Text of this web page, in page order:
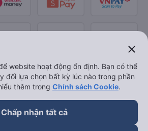
close
website hoạt động ổn định. Bạn có thể
đổi lựa chọn bất kỳ lúc nào trong phần
thêm trong Chính sách Cookie.
Chấp nhận tất cả